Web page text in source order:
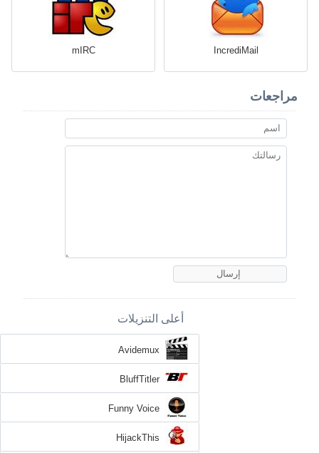
IncrediMail
mIRC
مراجعات
أعلى التنزيلات
Avidemux
BluffTitler
Funny Voice
HijackThis